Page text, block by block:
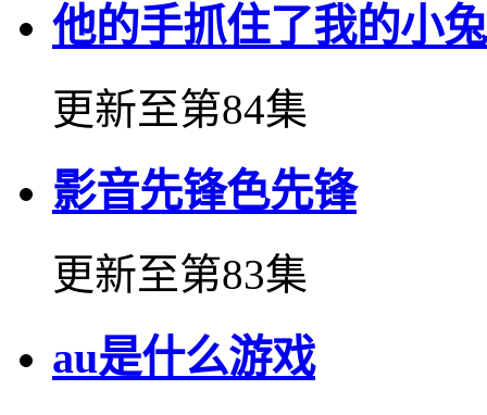
他的手抓住了我的小
更新至第84集
影音先锋色先锋
更新至第83集
au是什么游戏